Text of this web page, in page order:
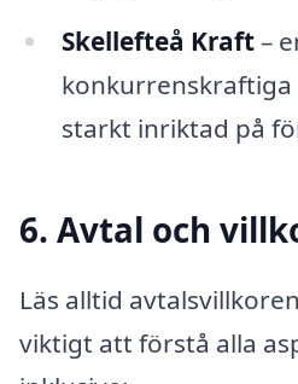
Skellefteå Kraft–
konkurrenskraftiga
starkt inriktad på
6. Avtal och
Läs alltid
viktigt att förstå alla